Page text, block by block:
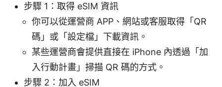
步驟 1：取得 eSIM 資訊
你可以從運營商 APP、網站或客服取得「QR
碼」或「設定檔」下載資訊。
某些運營商會提供直接在 iPhone 內透過「加
入行動計畫」掃描 QR 碼的方式。
步驟 2：加入 eSIM